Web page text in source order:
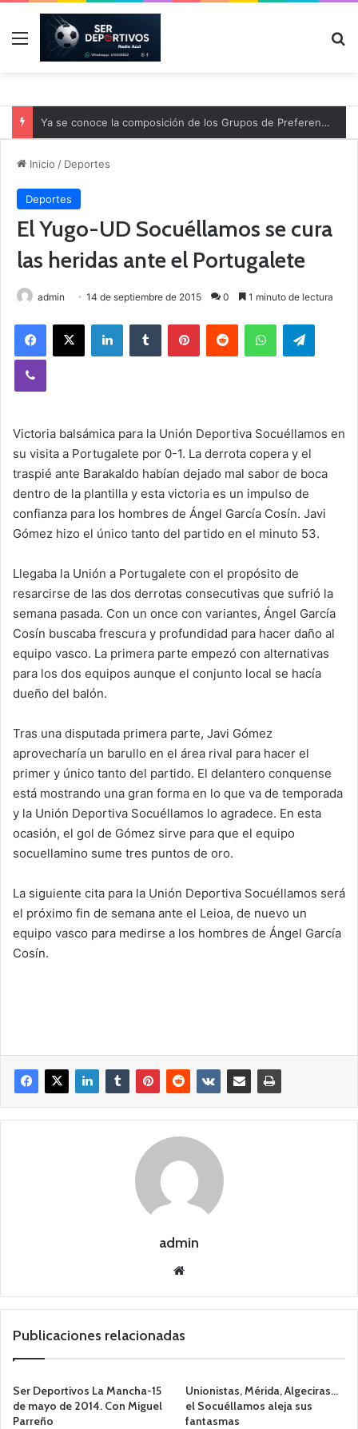
Menú
Ya se conoce la composición de los Grupos de Preferente y el calendario
Inicio / Deportes
Deportes
El Yugo-UD Socuéllamos se cura
las heridas ante el Portugalete
admin 14 de septiembre de 2015 0 1 minuto de lectura
Victoria balsámica para la Unión Deportiva Socuéllamos en
su visita a Portugalete por 0-1. La derrota copera y el
traspié ante Barakaldo habían dejado mal sabor de boca
dentro de la plantilla y esta victoria es un impulso de
confianza para los hombres de Ángel García Cosín. Javi
Gómez hizo el único tanto del partido en el minuto 53.
Llegaba la Unión a Portugalete con el propósito de
resarcirse de las dos derrotas consecutivas que sufrió la
semana pasada. Con un once con variantes, Ángel García
Cosín buscaba frescura y profundidad para hacer daño al
equipo vasco. La primera parte empezó con alternativas
para los dos equipos aunque el conjunto local se hacía
dueño del balón.
Tras una disputada primera parte, Javi Gómez
aprovecharía un barullo en el área rival para hacer el
primer y único tanto del partido. El delantero conquense
está mostrando una gran forma en lo que va de temporada
y la Unión Deportiva Socuéllamos lo agradece. En esta
ocasión, el gol de Gómez sirve para que el equipo
socuellamino sume tres puntos de oro.
La siguiente cita para la Unión Deportiva Socuéllamos será
el próximo fin de semana ante el Leioa, de nuevo un
equipo vasco para medirse a los hombres de Ángel García
Cosín.
admin
we
Publicaciones relacionadas
Ser Deportivos La Mancha-15
de mayo de 2014. Con Miguel
Parreño
Unionistas, Mérida, Algeciras…
el Socuéllamos aleja sus
fantasmas